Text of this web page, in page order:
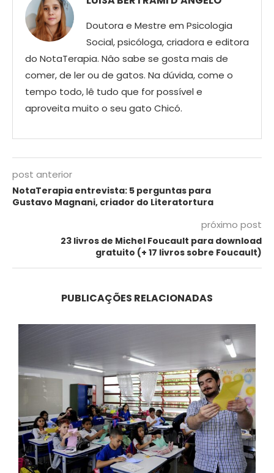
Doutora e Mestre em Psicologia
Social, psicóloga, criadora e editora
do NotaTerapia. Nâo sabe se gosta mais de
comer, de ler ou de gatos. Na dúvida, come o
tempo todo, lê tudo que for possível e
aproveita muito o seu gato Chicó.
post anterior
NotaTerapia entrevista: 5 perguntas para
Gustavo Magnani, criador do Literatortura
próximo post
23 livros de Michel Foucault para download
gratuito (+ 17 livros sobre Foucault)
PUBLICAÇÕES RELACIONADAS